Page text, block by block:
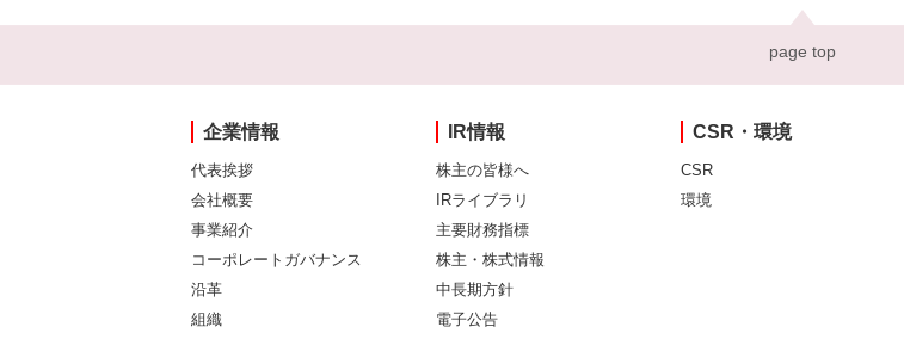
page top
企業情報
代表挨拶
会社概要
事業紹介
コーポレートガバナンス
沿革
組織
IR情報
株主の皆様へ
IRライブラリ
主要財務指標
株主・株式情報
中長期方針
電子公告
CSR・環境
CSR
環境